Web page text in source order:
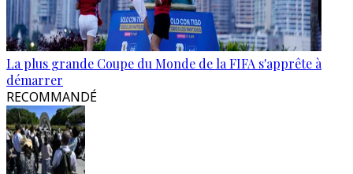
La plus grande Coupe du Monde de la FIFA s'apprête à
démarrer
RECOMMANDÉ